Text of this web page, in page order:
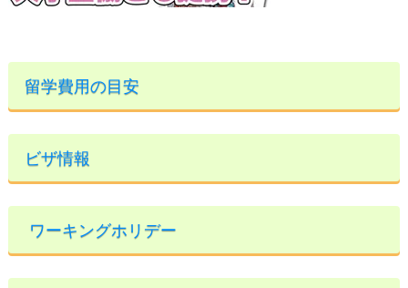
留学費用の目安
ビザ情報
ワーキングホリデー